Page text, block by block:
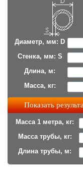
Диаметр, мм: D
Стенка, мм: S
Длина, м:
Масса, кг:
Масса 1 метра, кг:
Масса трубы, кг:
Длина трубы, м: